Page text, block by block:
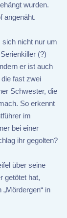
wurden.
angenäht.
nicht nur um
(?)
er ist auch
fast zwei
Schwester, die
So erkennt
im
bei einer
ihr gegolten?
über seine
getötet hat,
in